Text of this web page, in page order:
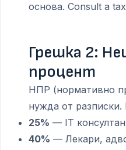
основа. Consult a
Грешка 2:
процент
НПР (нормативно
нужда от разписки.
25% — IT
40% — Лекари,